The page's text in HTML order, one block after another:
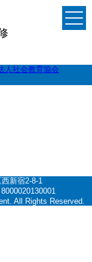
人社会教育協会
新宿2-8-1
All Rights Reserved.